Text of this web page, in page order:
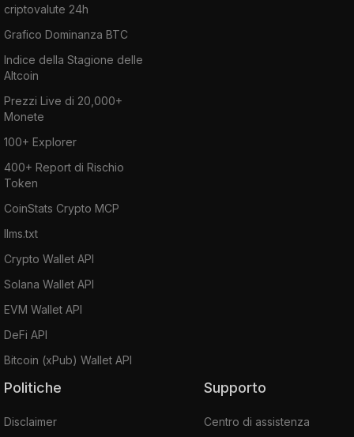
criptovalute 24h
Grafico Dominanza BTC
Indice della Stagione delle
Altcoin
Prezzi Live di 20,000+
Monete
100+ Explorer
400+ Report di Rischio
Token
CoinStats Crypto MCP
llms.txt
Crypto Wallet API
Solana Wallet API
EVM Wallet API
DeFi API
Bitcoin (xPub) Wallet API
Politiche
Disclaimer
Supporto
Centro di assistenza